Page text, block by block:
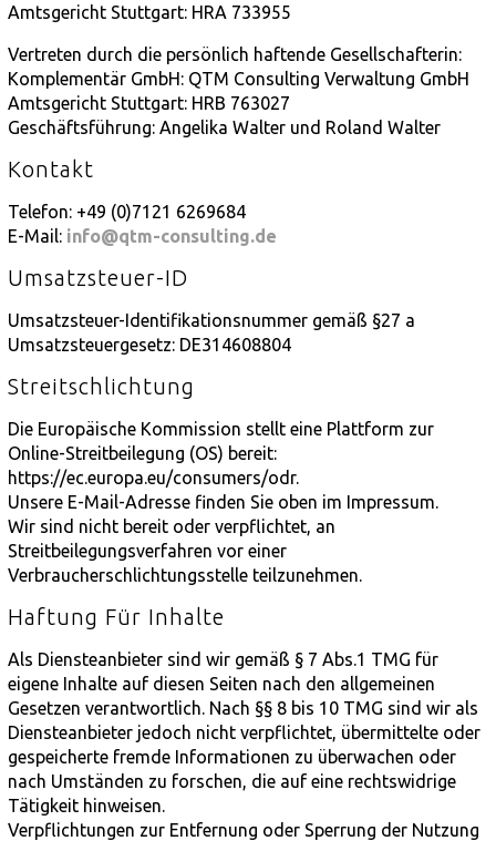
Amtsgericht Stuttgart: HRA 733955
Vertreten durch die persönlich haftende Gesellschafterin:
Komplementär GmbH: QTM Consulting Verwaltung GmbH
Amtsgericht Stuttgart: HRB 763027
Geschäftsführung: Angelika Walter und Roland Walter
Kontakt
Telefon: +49 (0)7121 6269684
E-Mail: info@qtm-consulting.de
Umsatzsteuer-ID
Umsatzsteuer-Identifikationsnummer gemäß §27 a
Umsatzsteuergesetz: DE314608804
Streitschlichtung
Die Europäische Kommission stellt eine Plattform zur
Online-Streitbeilegung (OS) bereit:
https://ec.europa.eu/consumers/odr.
Unsere E-Mail-Adresse finden Sie oben im Impressum.
Wir sind nicht bereit oder verpflichtet, an
Streitbeilegungsverfahren vor einer
Verbraucherschlichtungsstelle teilzunehmen.
Haftung Für Inhalte
Als Diensteanbieter sind wir gemäß § 7 Abs.1 TMG für
eigene Inhalte auf diesen Seiten nach den allgemeinen
Gesetzen verantwortlich. Nach §§ 8 bis 10 TMG sind wir als
Diensteanbieter jedoch nicht verpflichtet, übermittelte oder
gespeicherte fremde Informationen zu überwachen oder
nach Umständen zu forschen, die auf eine rechtswidrige
Tätigkeit hinweisen.
Verpflichtungen zur Entfernung oder Sperrung der Nutzung